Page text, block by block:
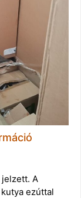
jelzett. A
ezúttal